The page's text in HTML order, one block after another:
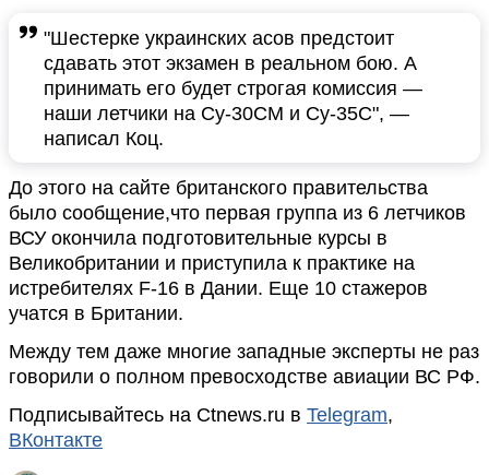
"Шестерке украинских асов предстоит
сдавать этот экзамен в реальном бою. А
принимать его будет строгая комиссия —
наши летчики на Су-30СМ и Су-35С", —
написал Коц.
До этого на сайте британского правительства
было сообщение,что первая группа из 6 летчиков
ВСУ окончила подготовительные курсы в
Великобритании и приступила к практике на
истребителях F-16 в Дании. Еще 10 стажеров
учатся в Британии.
Между тем даже многие западные эксперты не раз
говорили о полном превосходстве авиации ВС РФ.
Подписывайтесь на Ctnews.ru в Telegram,
ВКонтакте